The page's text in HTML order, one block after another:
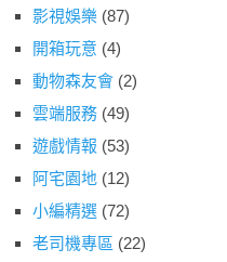
影視娛樂 (87)
開箱玩意 (4)
動物森友會 (2)
雲端服務 (49)
遊戲情報 (53)
阿宅園地 (12)
小編精選 (72)
老司機專區 (22)